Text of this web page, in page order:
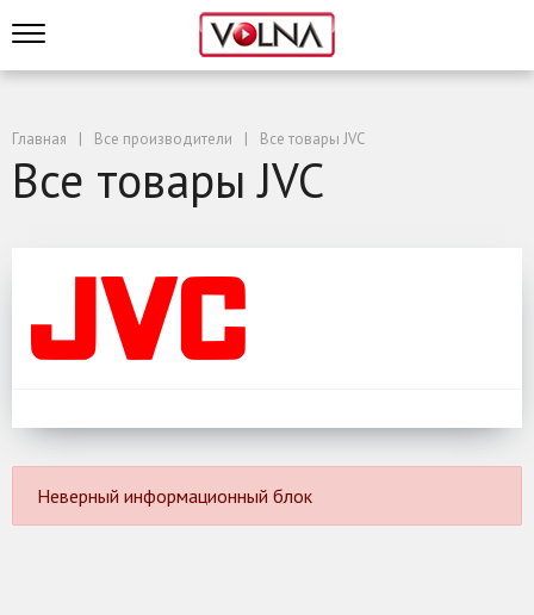
Главная Все производители Все товары JVC
Все товары JVC
Неверный информационный блок